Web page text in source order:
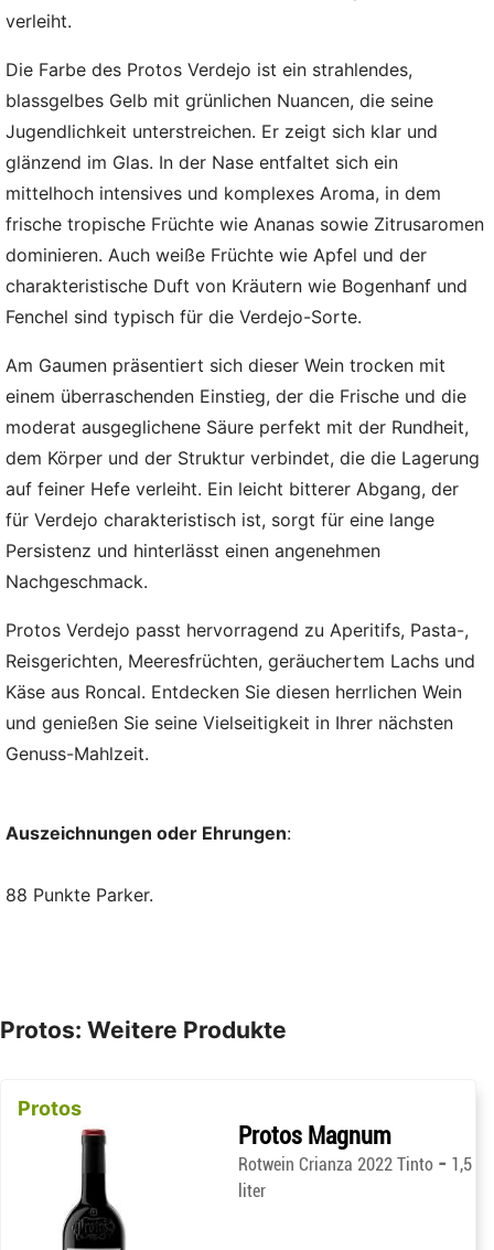
verleiht.
Die Farbe des Protos Verdejo ist ein strahlendes,
blassgelbes Gelb mit grünlichen Nuancen, die seine
Jugendlichkeit unterstreichen. Er zeigt sich klar und
glänzend im Glas. In der Nase entfaltet sich ein
mittelhoch intensives und komplexes Aroma, in dem
frische tropische Früchte wie Ananas sowie Zitrusaromen
dominieren. Auch weiße Früchte wie Apfel und der
charakteristische Duft von Kräutern wie Bogenhanf und
Fenchel sind typisch für die Verdejo-Sorte.
Am Gaumen präsentiert sich dieser Wein trocken mit
einem überraschenden Einstieg, der die Frische und die
moderat ausgeglichene Säure perfekt mit der Rundheit,
dem Körper und der Struktur verbindet, die die Lagerung
auf feiner Hefe verleiht. Ein leicht bitterer Abgang, der
für Verdejo charakteristisch ist, sorgt für eine lange
Persistenz und hinterlässt einen angenehmen
Nachgeschmack.
Protos Verdejo passt hervorragend zu Aperitifs, Pasta-,
Reisgerichten, Meeresfrüchten, geräuchertem Lachs und
Käse aus Roncal. Entdecken Sie diesen herrlichen Wein
und genießen Sie seine Vielseitigkeit in Ihrer nächsten
Genuss-Mahlzeit.
Auszeichnungen oder Ehrungen:
88 Punkte Parker.
Protos: Weitere Produkte
Protos
Protos Magnum
Rotwein Crianza 2022 Tinto - 1,5
liter